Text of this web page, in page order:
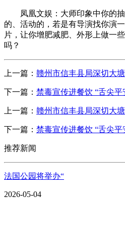
凤凰文娱：大师印象中你的抽
的、活动的，若是有导演找你演
片，让你增肥减肥、外形上做一
吗？
上一篇： 赣州市信丰县局深切大
下一篇： 禁毒宣传进餐饮 “舌尖平
上一篇： 赣州市信丰县局深切大
下一篇： 禁毒宣传进餐饮 “舌尖平
推荐新闻
法国公园将举办“
2026-05-04